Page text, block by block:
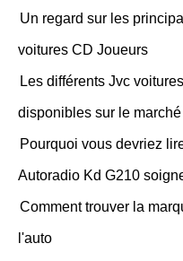
Un regard sur les
voitures CD Joueurs
Les différents Jvc
disponibles sur le marché
Pourquoi vous devriez
Autoradio Kd G210
Comment trouver la
l'auto